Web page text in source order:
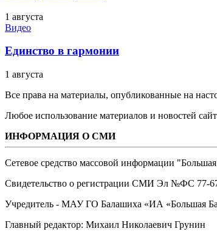
1 августа
Видео
Единство в гармонии
1 августа
Все права на материалы, опубликованные на
Любое использование материалов и новостей
ИНФОРМАЦИЯ О СМИ
Сетевое средство массовой информации
Свидетельство о регистрации СМИ Эл №ФС ‎77-
Учредитель - МАУ ГО Балашиха «ИА «Большая
Главный редактор: Михаил Николаевич Грунин